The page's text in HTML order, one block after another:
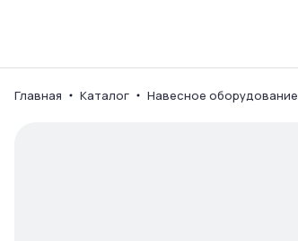
Главная
Каталог Навесное оборудование